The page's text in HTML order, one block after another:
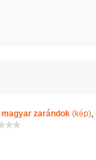
zarándok (kép),